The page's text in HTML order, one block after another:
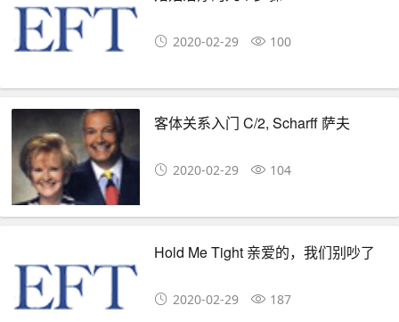
2020-02-29 100
客体关系入门 C/2, Scharff 萨夫
2020-02-29 104
Hold Me Tight 亲爱的，我们别吵了
2020-02-29 187